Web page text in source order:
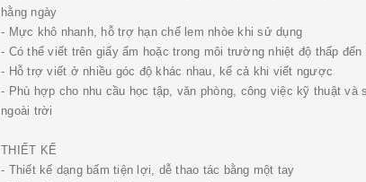
hằng ngày
- Mực khô nhanh, hỗ trợ hạn chế lem nhòe khi sử dụng
- Có thể viết trên giấy ẩm hoặc trong môi trường nhiệt độ thấp đến
- Hỗ trợ viết ở nhiều góc độ khác nhau, kể cả khi viết ngược
- Phù hợp cho nhu cầu học tập, văn phòng, công việc kỹ thuật và
ngoài trời
THIẾT KẾ
- Thiết kế dạng bấm tiện lợi, dễ thao tác bằng một tay